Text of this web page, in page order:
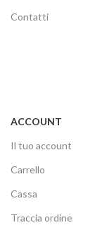
Contatti
ACCOUNT
Il tuo account
Carrello
Cassa
Traccia ordine